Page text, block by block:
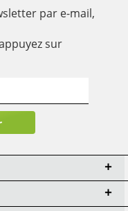
par e-mail,
sur